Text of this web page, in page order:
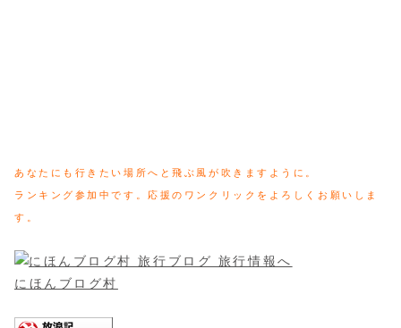
あなたにも行きたい場所へと飛ぶ風が吹きますように。
ランキング参加中です。応援のワンクリックをよろしくお願いしま
す。
にほんブログ村